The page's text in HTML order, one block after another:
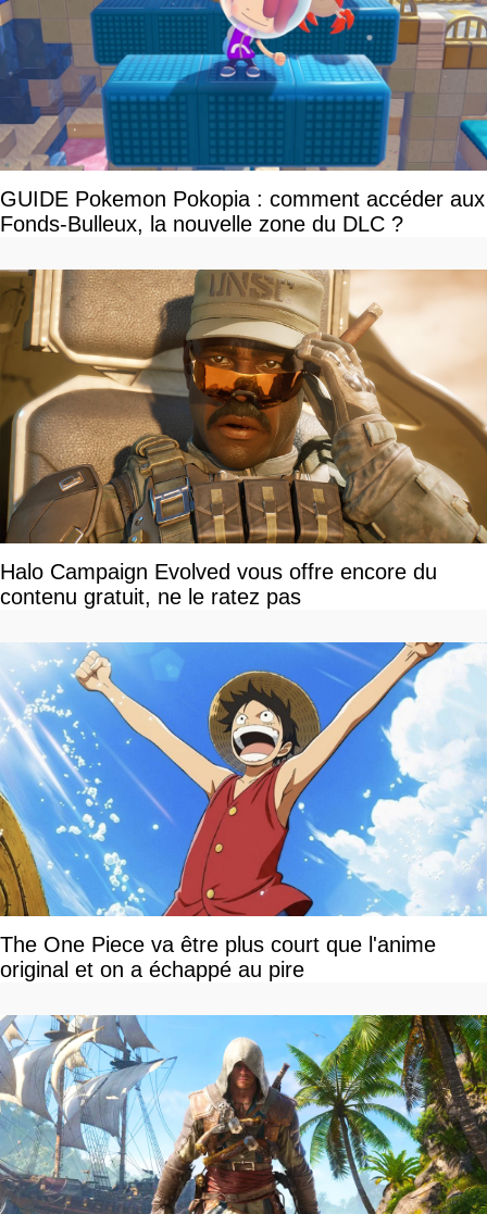
GUIDE Pokemon Pokopia : comment accéder aux
Fonds-Bulleux, la nouvelle zone du DLC ?
Halo Campaign Evolved vous offre encore du
contenu gratuit, ne le ratez pas
The One Piece va être plus court que l'anime
original et on a échappé au pire